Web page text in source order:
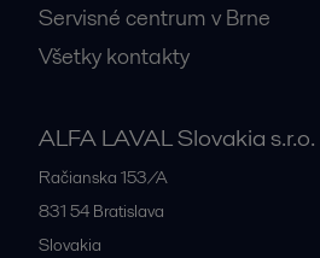
Servisné centrum v Brne
Všetky kontakty
ALFA LAVAL Slovakia s.r.o.
Račianska 153/A
831 54 Bratislava
Slovakia